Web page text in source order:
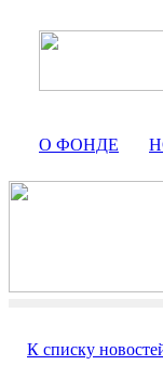
О ФОНДЕ
К списку